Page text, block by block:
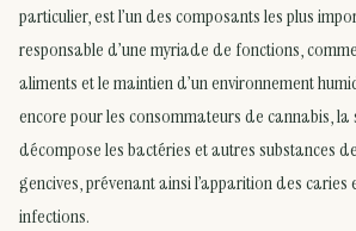
particulier, est l’un des composants les plus
responsable d’une myriade de fonctions,
aliments et le maintien d’un environnement
encore pour les consommateurs de cannabis, la
décompose les bactéries et autres substances
gencives, prévenant ainsi l’apparition des
infections.